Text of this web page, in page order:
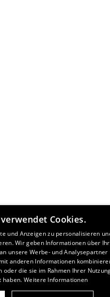
Cookies.
und Anzeigen zu personalisieren
Wir geben Informationen über
unsere Werbe- und Analysepartner
anderen Informationen
die sie im Rahmen Ihrer
haben. Weitere Informationen